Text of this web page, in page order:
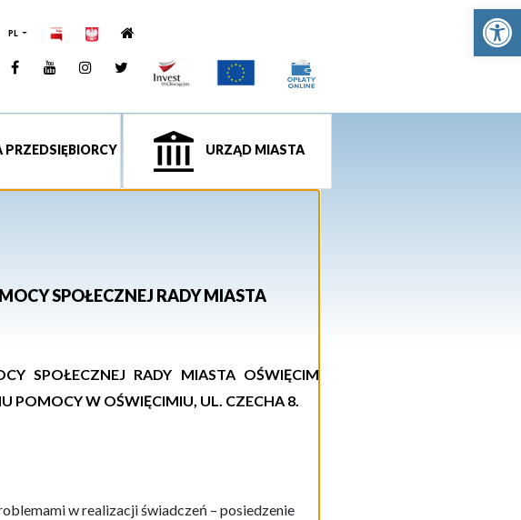
PL
FacebookYouTUbeInstagramTwitter
PRZEDSIĘBIORCY URZĄD MIASTA
SPOŁECZNEJ RADY MIASTA
SPOŁECZNEJ RADY MIASTA OŚWIĘCIM
POMOCY W OŚWIĘCIMIU, UL. CZECHA 8.
w realizacji świadczeń – posiedzenie